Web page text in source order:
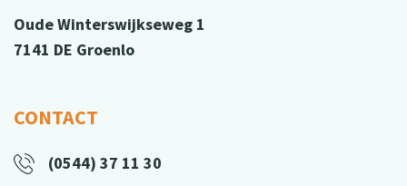
Oude Winterswijkseweg 1
7141 DE Groenlo
CONTACT
(0544) 37 11 30